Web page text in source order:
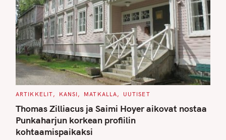
C
T
E
G
O
R
I
ARTIKKELIT KANSI MATKALLA UUTISET
Thomas Zilliacus ja Saimi Hoyer aikovat nostaa
Punkaharjun korkean profiilin
kohtaamispaikaksi